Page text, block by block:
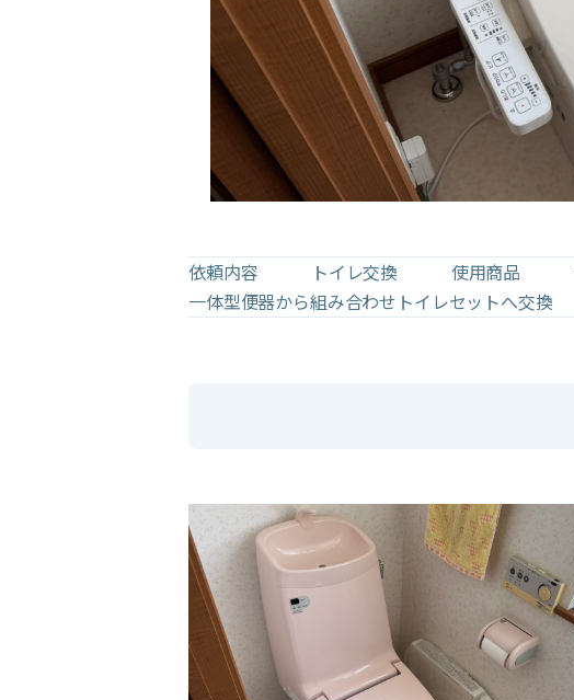
依頼内容 トイレ交換 使用商品
一体型便器から組み合わせトイレセットへ交換